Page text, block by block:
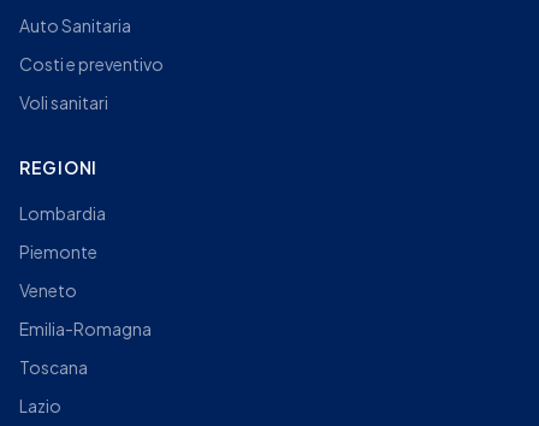
Auto Sanitaria
Costi e preventivo
Voli sanitari
REGIONI
Lombardia
Piemonte
Veneto
Emilia-Romagna
Toscana
Lazio